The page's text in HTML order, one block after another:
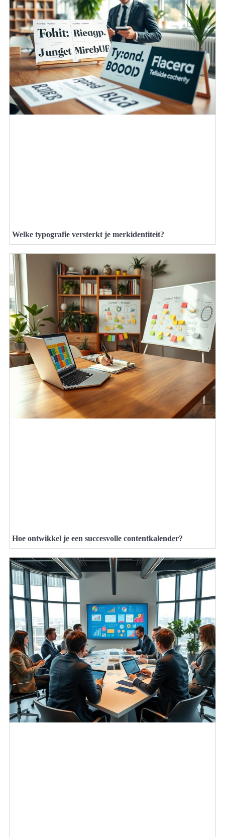
Welke typografie versterkt je merkidentiteit?
Hoe ontwikkel je een succesvolle contentkalender?